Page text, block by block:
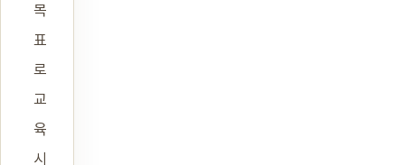
목
표
로
교
육
시